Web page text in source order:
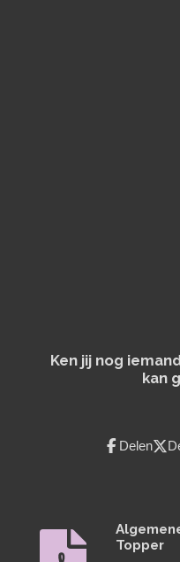
Ken jij nog
kan
Delen
Topper